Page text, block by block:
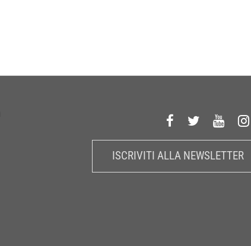
ISCRIVITI ALLA NEWSLETTER